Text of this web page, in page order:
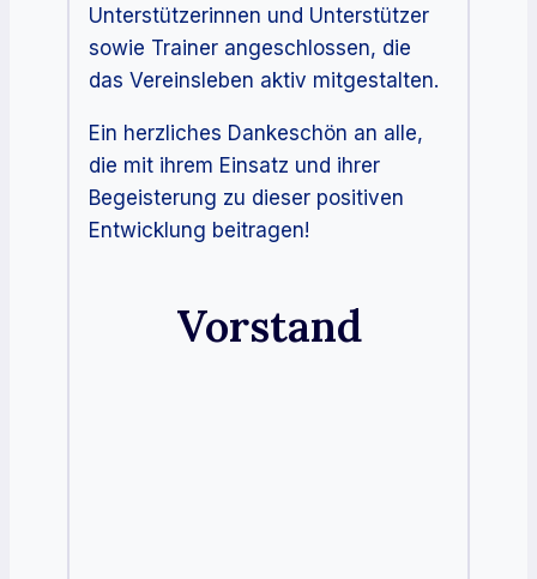
Unterstützerinnen und Unterstützer
sowie Trainer angeschlossen, die
das Vereinsleben aktiv mitgestalten.
Ein herzliches Dankeschön an alle,
die mit ihrem Einsatz und ihrer
Begeisterung zu dieser positiven
Entwicklung beitragen!
Vorstand